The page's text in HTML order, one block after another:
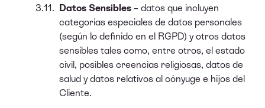
Datos Sensibles – datos que incluyen
categorías especiales de datos personales
(según lo definido en el RGPD) y otros datos
sensibles tales como, entre otros, el estado
civil, posibles creencias religiosas, datos de
salud y datos relativos al cónyuge e hijos del
Cliente.